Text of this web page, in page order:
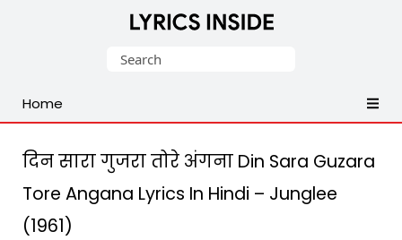
Malayalam,
English,
Songs
Lyrics
Search
Home
दिन सारा गुजरा तोरे अंगना Din Sara Guzara
Tore Angana Lyrics In Hindi – Junglee
(1961)